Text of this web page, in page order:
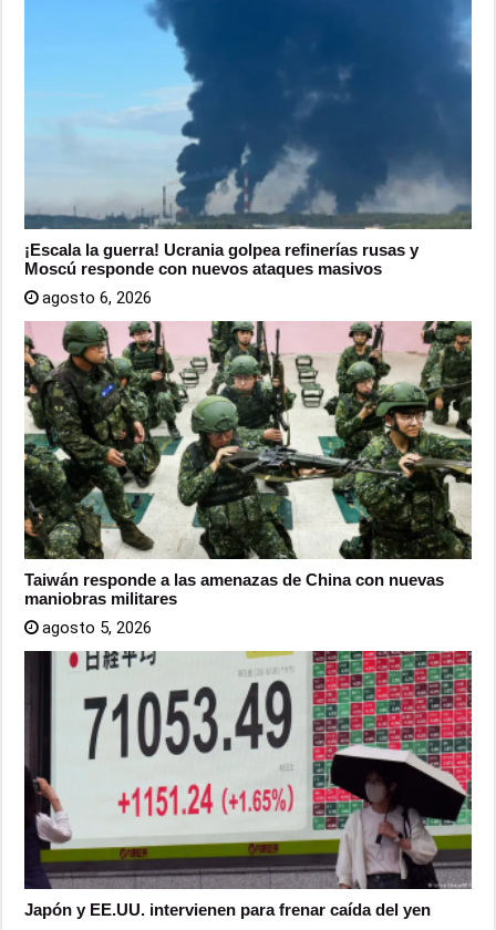
¡Escala la guerra! Ucrania golpea refinerías rusas y
Moscú responde con nuevos ataques masivos
agosto 6, 2026
Taiwán responde a las amenazas de China con nuevas
maniobras militares
agosto 5, 2026
Japón y EE.UU. intervienen para frenar caída del yen